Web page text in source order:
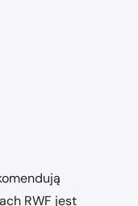
RWF jest